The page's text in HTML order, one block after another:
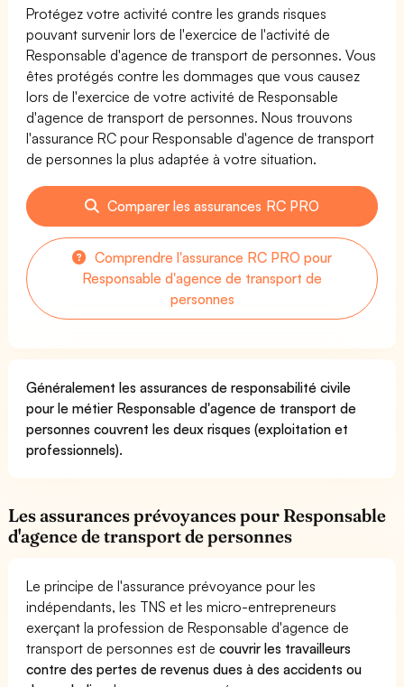
Protégez votre activité contre les grands risques
pouvant survenir lors de l'exercice de l'activité de
Responsable d'agence de transport de personnes. Vous
êtes protégés contre les dommages que vous causez
lors de l'exercice de votre activité de Responsable
d'agence de transport de personnes. Nous trouvons
l'assurance RC pour Responsable d'agence de transport
de personnes la plus adaptée à votre situation.
Comparer les assurances RC PRO
Comprendre l'assurance RC PRO pour
Responsable d'agence de transport de
personnes
Généralement les assurances de responsabilité civile
pour le métier Responsable d'agence de transport de
personnes couvrent les deux risques (exploitation et
professionnels).
Les assurances prévoyances pour Responsable
d'agence de transport de personnes
Le principe de l'assurance prévoyance pour les
indépendants, les TNS et les micro-entrepreneurs
exerçant la profession de Responsable d'agence de
transport de personnes est decouvrir les travailleurs
contre des pertes de revenus dues à des accidents ou